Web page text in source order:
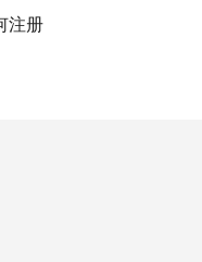
注册